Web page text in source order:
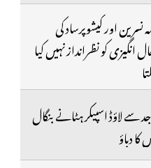
نسرین اور کیشوپرساد کی
انگیزی کو نظرانداز نہیں کیا
سے لاؤڈ اسپیکر ہٹانے بنگال
کا دباؤ